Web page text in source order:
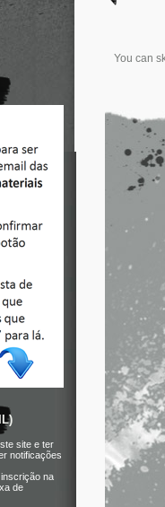
site e ter
notificações
na
de
You can